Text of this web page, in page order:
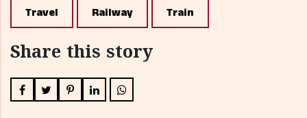
Travel Railway Train
Share this story